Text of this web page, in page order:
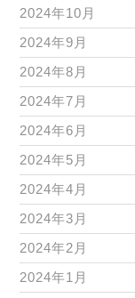
2024年10月
2024年9月
2024年8月
2024年7月
2024年6月
2024年5月
2024年4月
2024年3月
2024年2月
2024年1月